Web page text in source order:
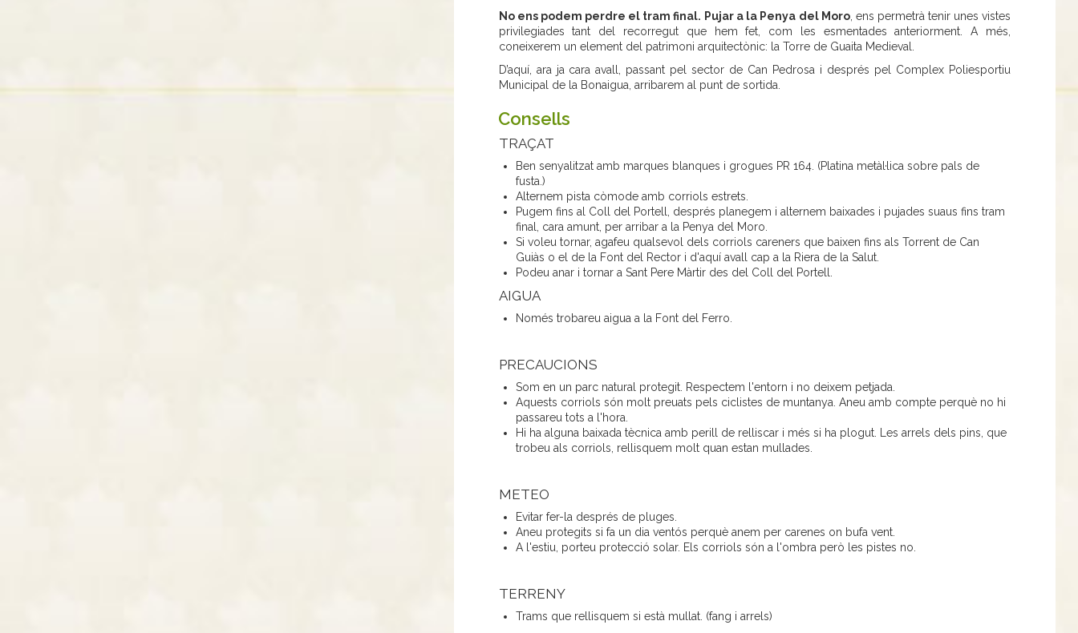
No ens podem perdre el tram final. Pujar a la Penya del Moro, ens permetrà tenir unes vistes
privilegiades tant del recorregut que hem fet, com les esmentades anteriorment. A més,
coneixerem un element del patrimoni arquitectònic: la Torre de Guaita Medieval.
D’aquí, ara ja cara avall, passant pel sector de Can Pedrosa i després pel Complex Poliesportiu
Municipal de la Bonaigua, arribarem al punt de sortida.
Consells
TRAÇAT
Ben senyalitzat amb marques blanques i grogues PR 164. (Platina metàl·lica sobre pals de
fusta.)
Alternem pista còmode amb corriols estrets.
Pugem fins al Coll del Portell, després planegem i alternem baixades i pujades suaus fins tram
final, cara amunt, per arribar a la Penya del Moro.
Si voleu tornar, agafeu qualsevol dels corriols careners que baixen fins als Torrent de Can
Guiàs o el de la Font del Rector i d'aquí avall cap a la Riera de la Salut.
Podeu anar i tornar a Sant Pere Màrtir des del Coll del Portell.
AIGUA
Només trobareu aigua a la Font del Ferro.
PRECAUCIONS
Som en un parc natural protegit. Respectem l'entorn i no deixem petjada.
Aquests corriols són molt preuats pels ciclistes de muntanya. Aneu amb compte perquè no hi
passareu tots a l'hora.
Hi ha alguna baixada tècnica amb perill de relliscar i més si ha plogut. Les arrels dels pins, que
trobeu als corriols, rellisquem molt quan estan mullades.
METEO
Evitar fer-la després de pluges.
Aneu protegits si fa un dia ventós perquè anem per carenes on bufa vent.
A l'estiu, porteu protecció solar. Els corriols són a l'ombra però les pistes no.
TERRENY
Trams que rellisquem si està mullat. (fang i arrels)